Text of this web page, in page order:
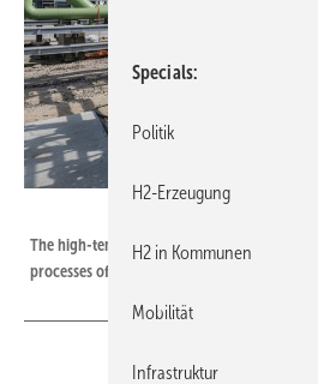
The high-temperature electrolysis system
processes of the Neste refinery in Rotterdam.
Specials
Politik
H2-Erzeugung
H2 in Kommunen
Mobilität
Infrastruktur